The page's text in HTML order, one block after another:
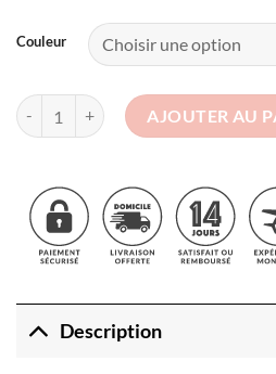
Couleur
quantité de Stimulateur Double
AJOUTER AU
Description